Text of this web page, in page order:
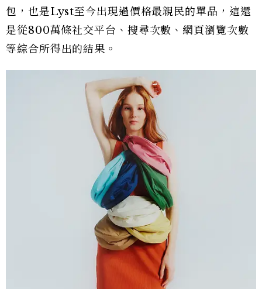
包，也是Lyst至今出現過價格最親民的單品，這還
是從800萬條社交平台、搜尋次數、網頁瀏覽次數
等綜合所得出的結果。